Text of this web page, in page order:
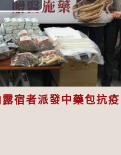
Play
Video
宿者派發中藥包抗疫